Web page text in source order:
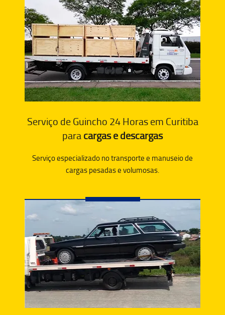
Serviço de Guincho 24 Horas em Curitiba
paracargas e descargas
Serviço especializado no transporte e manuseio de
cargas pesadas e volumosas.